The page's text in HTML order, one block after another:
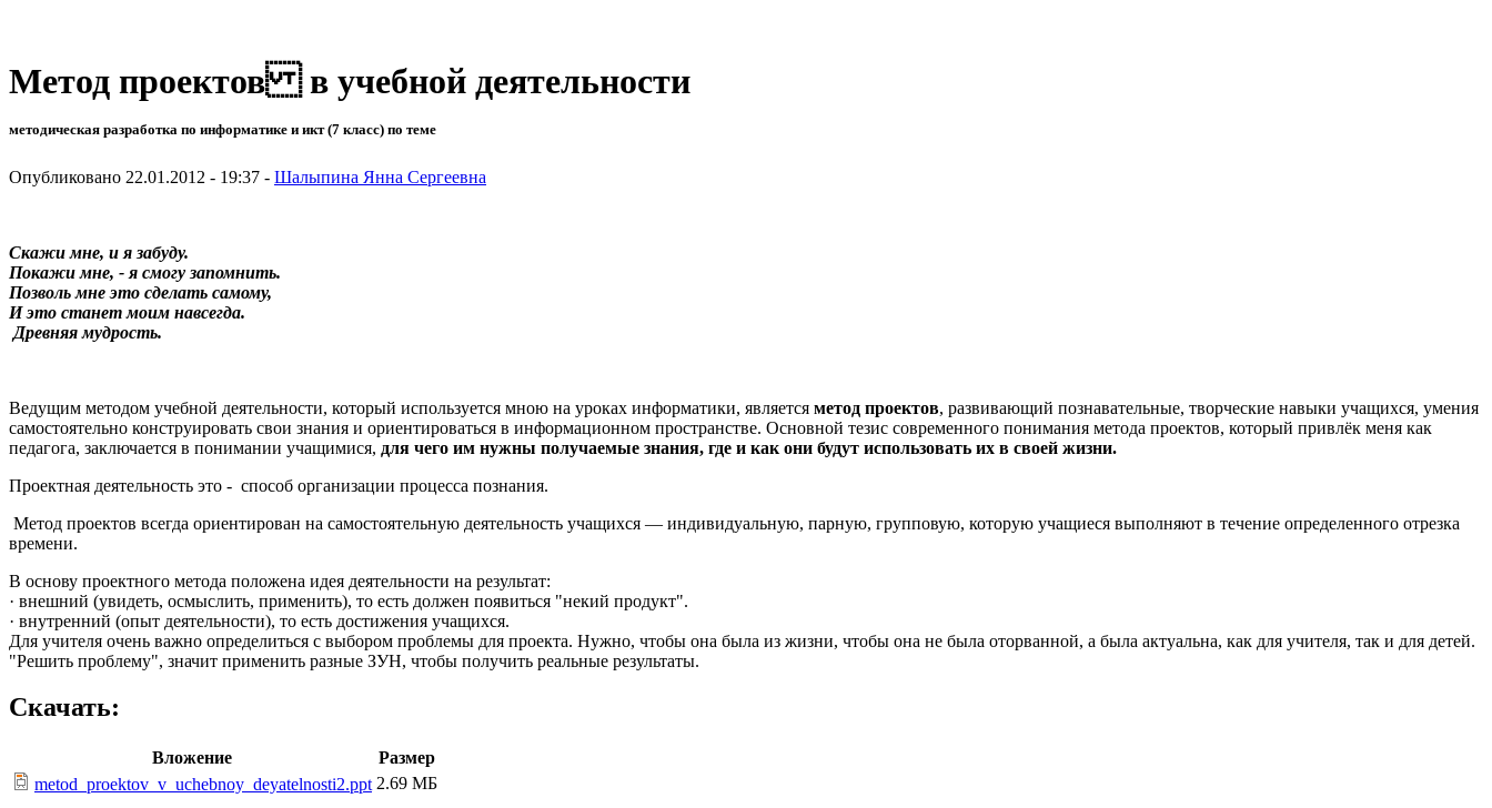
Метод проектов в учебной деятельности
методическая разработка по информатике и икт (7 класс) по теме
Опубликовано 22.01.2012 - 19:37 - Шалыпина Янна Сергеевна
Скажи мне, и я забуду.
Покажи мне, - я смогу запомнить.
Позволь мне это сделать самому,
И это станет моим навсегда.
Древняя мудрость.
Ведущим методом учебной деятельности, который используется мною на уроках информатики, является метод проектов, развивающий познавательные, творческие навыки учащихся, умения
самостоятельно конструировать свои знания и ориентироваться в информационном пространстве. Основной тезис современного понимания метода проектов, который привлёк меня как
педагога, заключается в понимании учащимися, для чего им нужны получаемые знания, где и как они будут использовать их в своей жизни.
Проектная деятельность это - способ организации процесса познания.
Метод проектов всегда ориентирован на самостоятельную деятельность учащихся — индивидуальную, парную, групповую, которую учащиеся выполняют в течение определенного отрезка
времени.
В основу проектного метода положена идея деятельности на результат:
· внешний (увидеть, осмыслить, применить), то есть должен появиться "некий продукт".
· внутренний (опыт деятельности), то есть достижения учащихся.
Для учителя очень важно определиться с выбором проблемы для проекта. Нужно, чтобы она была из жизни, чтобы она не была оторванной, а была актуальна, как для учителя, так и для детей.
"Решить проблему", значит применить разные ЗУН, чтобы получить реальные результаты.
Скачать:
Вложение
Размер
metod_proektov_v_uchebnoy_deyatelnosti2.ppt 2.69 МБ